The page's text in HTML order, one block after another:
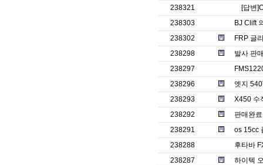
238321
[답변
238303
BJ Clift
238302
FRP 글
238298
발사 판
238297
238296
엣지
238293
X450 수
238292
판매완
238291
os 15cc
238288
후타바
238287
하이텍